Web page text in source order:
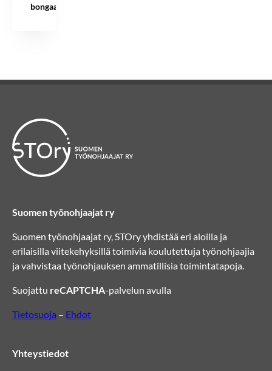
bongaajaksi
Suomen työnohjaajat ry
Suomen työnohjaajat ry, STOry yhdistää eri aloilla ja
erilaisilla viitekehyksillä toimivia koulutettuja työnohjaajia
ja vahvistaa työnohjauksen ammatillisia toimintatapoja.
Suojattu reCAPTCHA-palvelun avulla
Tietosuoja – Ehdot
Yhteystiedot